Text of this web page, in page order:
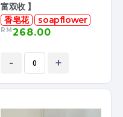
富双收 】
香皂花
soapflower
RM268.00
- +